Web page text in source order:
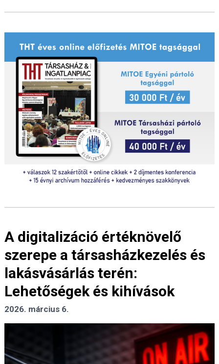
A digitalizáció értéknövelő
szerepe a társasházkezelés és
lakásvásárlás terén:
Lehetőségek és kihívások
2026. március 6.